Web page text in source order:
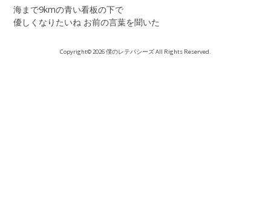
海まで9kmの青い看板の下で
優しくなりたいね お前の言葉を聞いた
Copyright© 2026 僕のレテパシーズ All Rights Reserved.